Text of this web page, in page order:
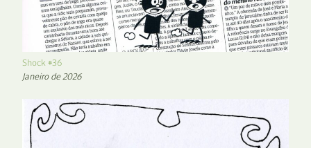
Shock #36
Janeiro de 2026